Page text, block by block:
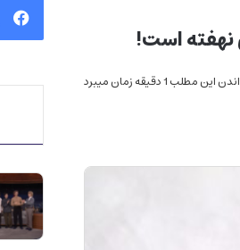
نهفته است!
مطلب 1 دقیقه زمان میبرد